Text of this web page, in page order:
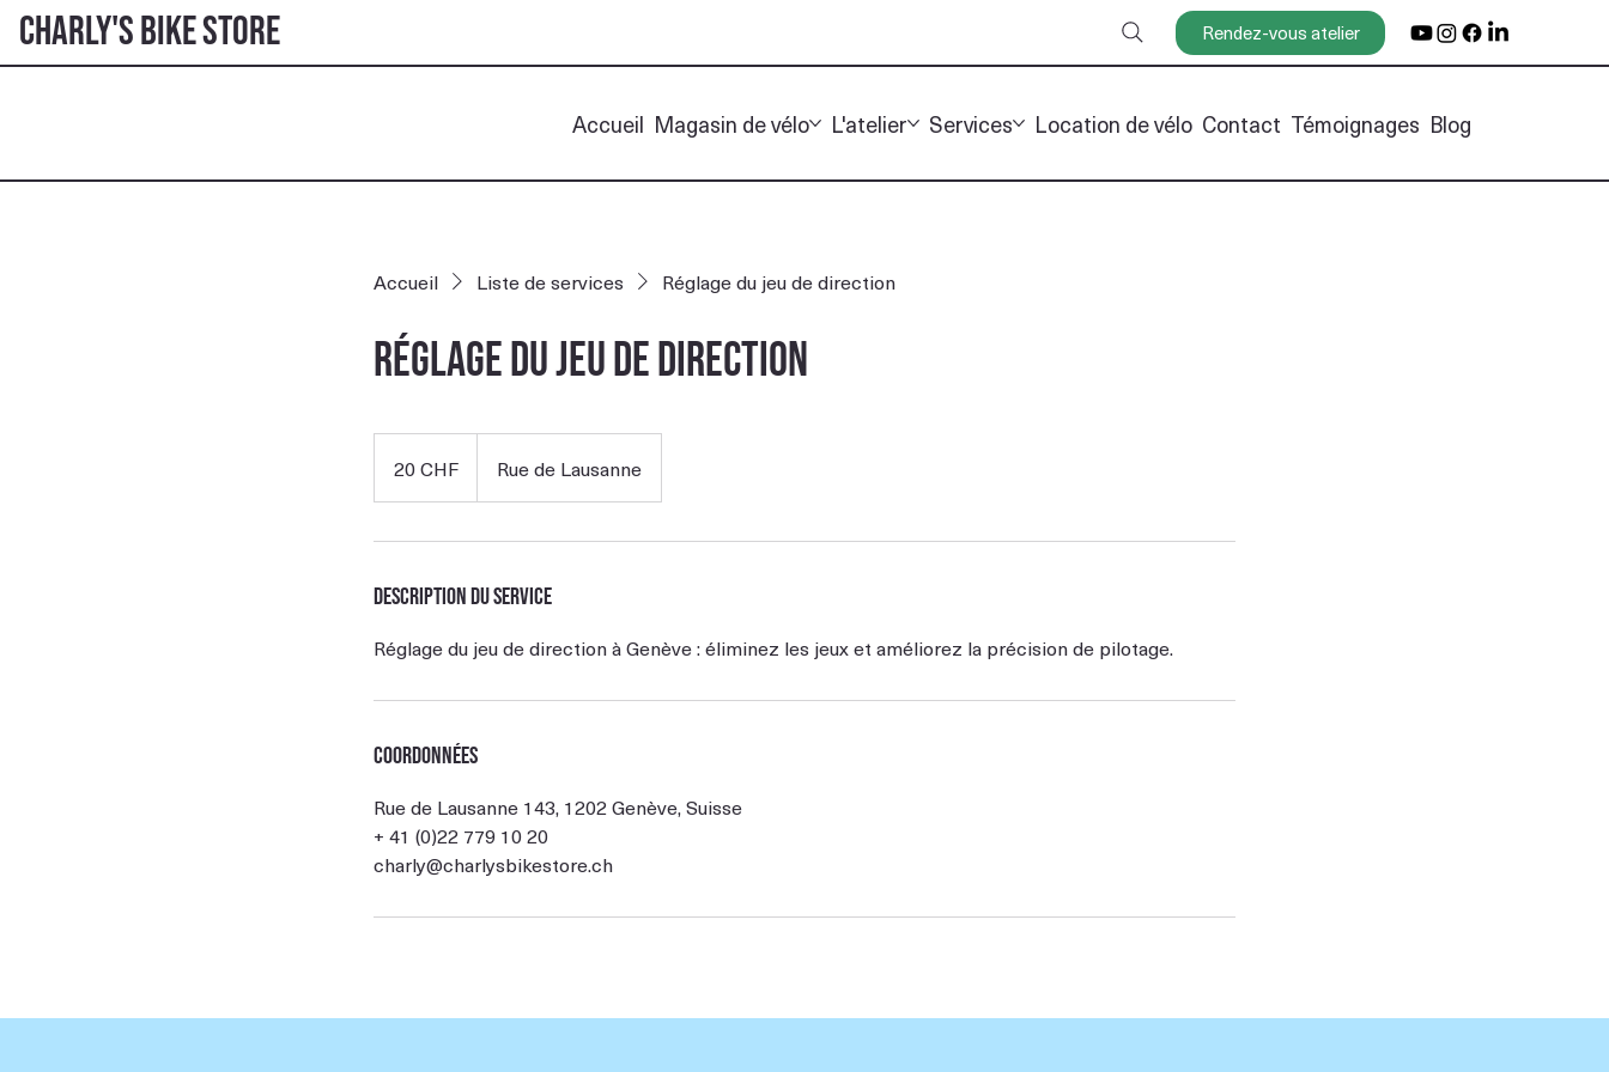
Charly's Bike Store Rendez-vous atelier
Accueil Magasin de vélo L'atelier Services Location de vélo Contact Témoignages Blog
Accueil Liste de services Réglage du jeu de direction
Réglage du jeu de direction
suisses
20 CHF Rue de Lausanne
Description du service
Réglage du jeu de direction à Genève : éliminez les jeux et améliorez la précision de pilotage.
Coordonnées
Rue de Lausanne 143, 1202 Genève, Suisse
+ 41 (0)22 779 10 20
charly@charlysbikestore.ch